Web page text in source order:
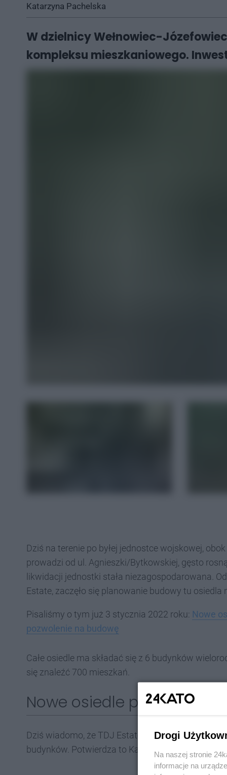
Katarzyna Pachelska
W dzielnicy Wełnowiec-
kompleksu mieszkaniowego.
Dziś na terenie po byłej jednostce wojskowej,
prowadzi od ul. Agnieszki/Bytkowskiej, gęsto
likwidacji jednostki stała niezagospodarowana.
Estate, zaczęło się planowanie budowy tu osiedla
Pisaliśmy o tym już 3 stycznia 2022 roku: Nowe
pozwolenie na budowę
Całe osiedle ma składać się z 6 budynków
się znaleźć 700 mieszkań.
Nowe osiedle przy ul.
Dziś wiadomo, że TDJ Estate otrzymał
budynków. Potwierdza to Katarzyna Pudłowska,
Drogi
Na naszej stronie
informacje na